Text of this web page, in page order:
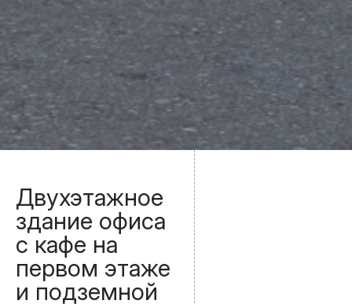
Двухэтажное
здание офиса
с кафе на
первом этаже
и подземной